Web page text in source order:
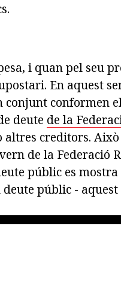
i quan pel seu
En aquest
conformen
deute de la
altres creditors.
de la Federació
públic es
públic -